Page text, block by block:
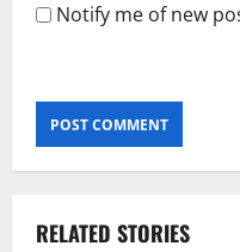
Notify me of new
RELATED STORIES